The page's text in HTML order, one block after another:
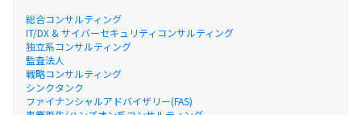
総合コンサルティング
IT/DX & サイバーセキュリティコンサルティング
独立系コンサルティング
監査法人
戦略コンサルティング
シンクタンク
ファイナンシャルアドバイザリー(FAS)